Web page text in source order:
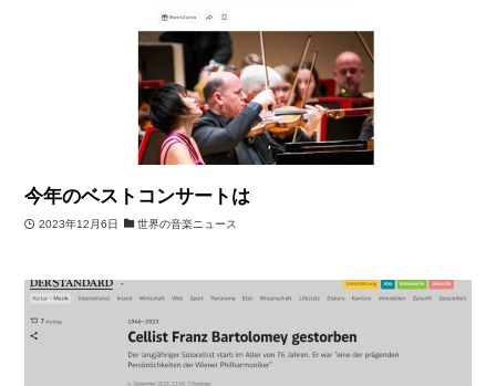
今年のベストコンサートは
2023年12月6日 世界の音楽ニュース